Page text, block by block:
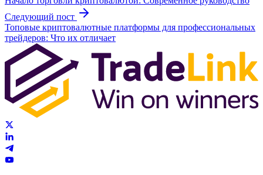
Следующий пост
Топовые криптовалютные платформы для профессиональных
трейдеров: Что их отличает